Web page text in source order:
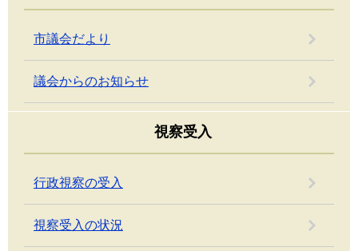
市議会だより
議会からのお知らせ
視察受入
行政視察の受入
視察受入の状況